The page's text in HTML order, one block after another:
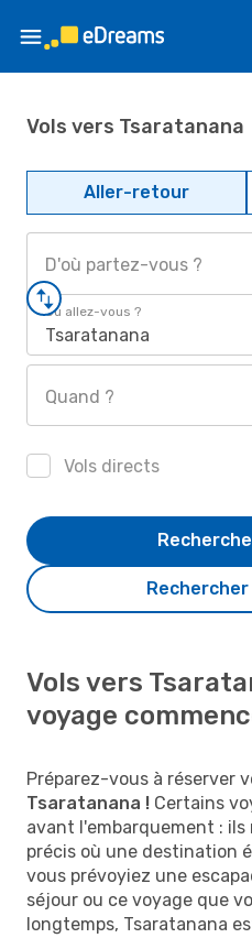
Vols vers Tsaratanana
Aller-retour
D'où partez-vous ?
Où allez-vous ?
Tsaratanana
Quand ?
Vols directs
Vols vers
voyage
Préparez-vous à réserver
Tsaratanana ! Certains
avant l'embarquement :
précis où une destination
vous prévoyiez une
séjour ou ce voyage que
longtemps, Tsaratanana